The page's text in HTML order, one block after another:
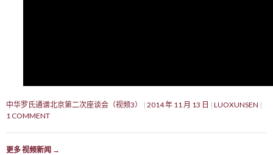
中华罗氏通谱北京第二次座谈会（视频3） 2014 年 11 月 13 日
LUOXUNSEN
1 COMMENT
更多 视频新闻 →